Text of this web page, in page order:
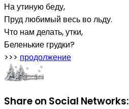
На утиную беду,
Пруд любимый весь во льду.
Что нам делать, утки,
Беленькие грудки?
>>> продолжение
Share on Social Networks: